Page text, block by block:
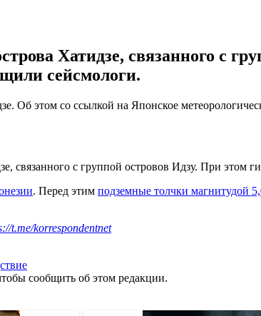
Хатидзе, связанного с
сейсмологи.
Об этом со ссылкой на Японское
связанного с группой островов Идзу. При этом
. Перед этим подземные толчки магнитудой
t.me/korrespondentnet
сообщить об этом редакции.